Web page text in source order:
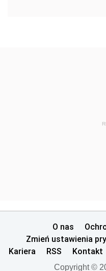
O nas
Zmień ustawienia
Kariera
RSS Kontakt
Copyright ©